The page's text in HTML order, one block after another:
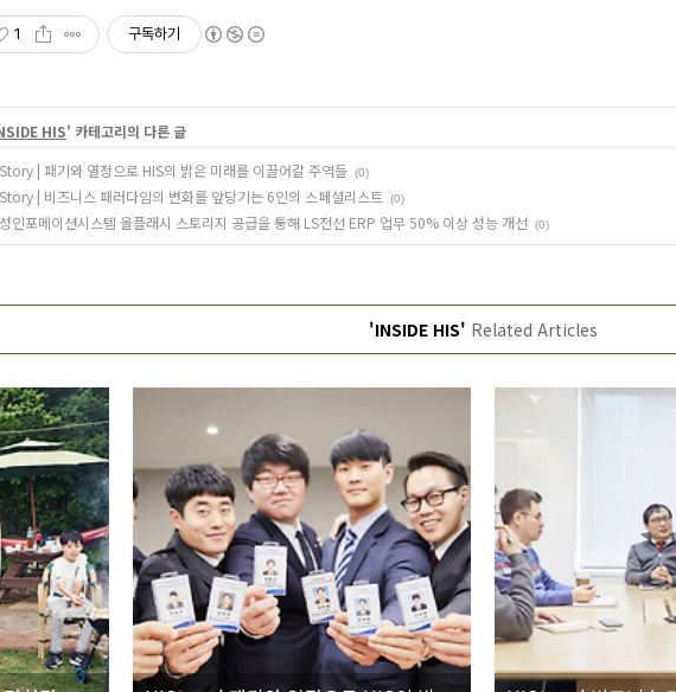
1 구독하기
HIS' 카테고리의 다른 글
| 패기와 열정으로 HIS의 밝은 미래를 이끌어갈 주역들 (0)
| 비즈니스 패러다임의 변화를 앞당기는 6인의 스페셜리스트 (0)
인포메이션시스템 올플래시 스토리지 공급을 통해 LS전선 ERP 업무 50% 이상 성능 개선 (0)
'INSIDE HIS' Related Articles